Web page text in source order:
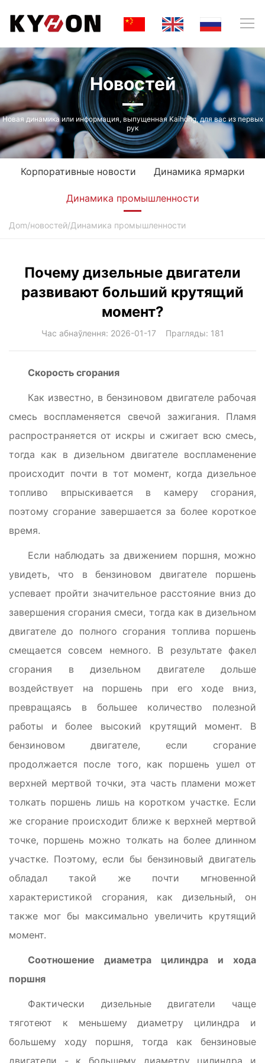
Новостей
Новая динамика или информация, выпущенная Kaihong, для вас из первых
рук
Корпоративные новости Динамика ярмарки
Динамика промышленности
Дom/новостей/Динамика промышленности
Почему дизельные двигатели
развивают больший крутящий
момент?
Час абнаўлення: 2026-01-17 Прагляды: 181
Скорость сгорания
Как известно, в бензиновом двигателе рабочая
смесь воспламеняется свечой зажигания. Пламя
распространяется от искры и сжигает всю смесь,
тогда как в дизельном двигателе воспламенение
происходит почти в тот момент, когда дизельное
топливо впрыскивается в камеру сгорания,
поэтому сгорание завершается за более короткое
время.
Если наблюдать за движением поршня, можно
увидеть, что в бензиновом двигателе поршень
успевает пройти значительное расстояние вниз до
завершения сгорания смеси, тогда как в дизельном
двигателе до полного сгорания топлива поршень
смещается совсем немного. В результате факел
сгорания в дизельном двигателе дольше
воздействует на поршень при его ходе вниз,
превращаясь в большее количество полезной
работы и более высокий крутящий момент. В
бензиновом двигателе, если сгорание
продолжается после того, как поршень ушел от
верхней мертвой точки, эта часть пламени может
толкать поршень лишь на коротком участке. Если
же сгорание происходит ближе к верхней мертвой
точке, поршень можно толкать на более длинном
участке. Поэтому, если бы бензиновый двигатель
обладал такой же почти мгновенной
характеристикой сгорания, как дизельный, он
также мог бы максимально увеличить крутящий
момент.
Соотношение диаметра цилиндра и хода
поршня
Фактически дизельные двигатели чаще
тяготеют к меньшему диаметру цилиндра и
большему ходу поршня, тогда как бензиновые
двигатели - к большему диаметру цилиндра и